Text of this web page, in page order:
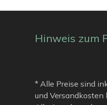
Hinweis zum
* Alle Preise sind
und